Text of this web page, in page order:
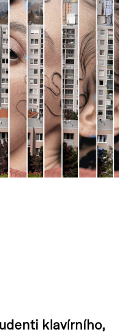
klavírního,